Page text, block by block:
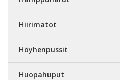
Hiirimatot
Höyhenpussit
Huopahuput